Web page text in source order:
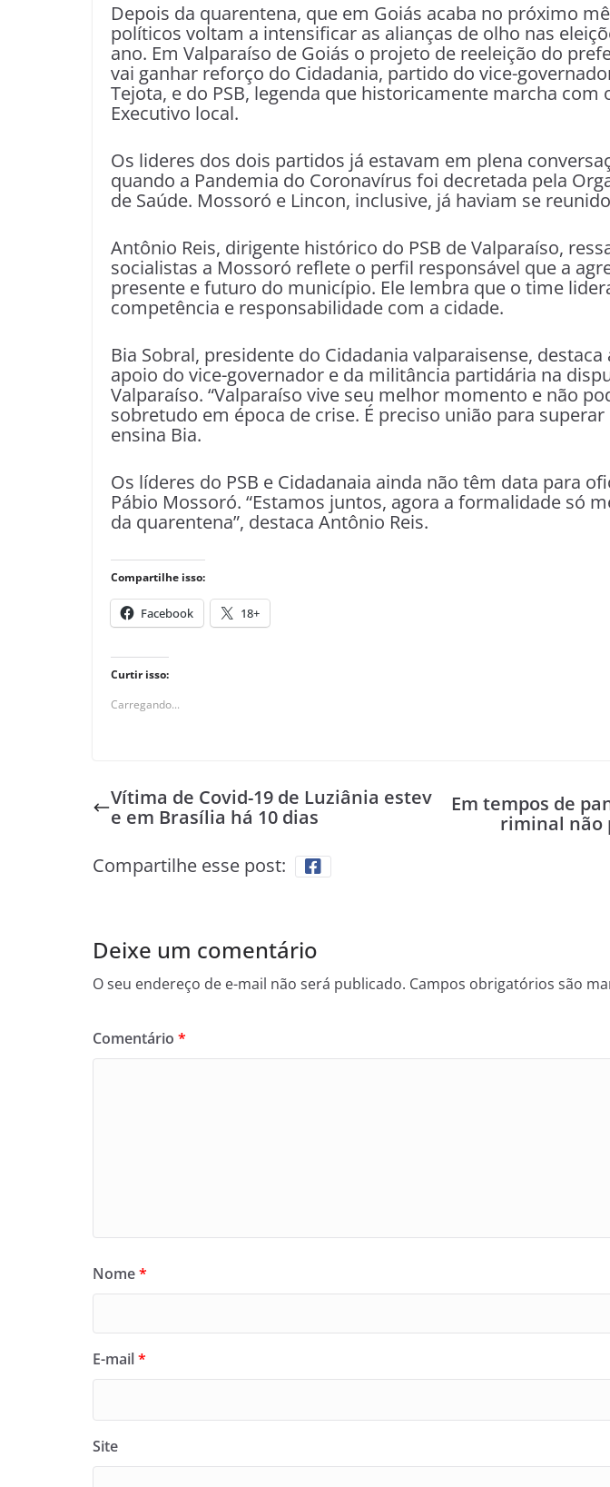
Depois da quarentena, que em Goiás acaba no próximo
políticos voltam a intensificar as alianças de olho nas
ano. Em Valparaíso de Goiás o projeto de reeleição do
vai ganhar reforço do Cidadania, partido do vice-
Tejota, e do PSB, legenda que historicamente marcha com
Executivo local.
Os lideres dos dois partidos já estavam em plena
quando a Pandemia do Coronavírus foi decretada pela
de Saúde. Mossoró e Lincon, inclusive, já haviam se
Antônio Reis, dirigente histórico do PSB de Valparaíso,
socialistas a Mossoró reflete o perfil responsável que a
presente e futuro do município. Ele lembra que o time
competência e responsabilidade com a cidade.
Bia Sobral, presidente do Cidadania valparaisense,
apoio do vice-governador e da militância partidária na
Valparaíso. “Valparaíso vive seu melhor momento e não
sobretudo em época de crise. É preciso união para superar
ensina Bia.
Os líderes do PSB e Cidadanaia ainda não têm data para
Pábio Mossoró. “Estamos juntos, agora a formalidade só
da quarentena”, destaca Antônio Reis.
Compartilhe isso:
Facebook 18+
Curtir isso:
Carregando...
Vítima de Covid-19 de Luziânia estev
e em Brasília há 10 dias
Em tempos de
riminal não
Compartilhe esse post:
Deixe um comentário
O seu endereço de e-mail não será publicado. Campos obrigatórios são
Comentário *
Nome*
E-mail*
Site